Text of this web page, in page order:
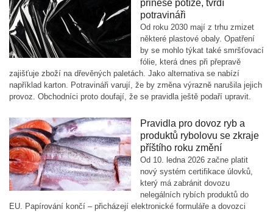
přinese potíže, tvrdí
potravináři
Od roku 2030 mají z trhu zmizet
některé plastové obaly. Opatření
by se mohlo týkat také smršťovací
fólie, která dnes při přepravě
zajišťuje zboží na dřevěných paletách. Jako alternativa se nabízí
například karton. Potravináři varují, že by změna výrazně narušila jejich
provoz. Obchodníci proto doufají, že se pravidla ještě podaří upravit.
Pravidla pro dovoz ryb a
produktů rybolovu se zkraje
příštího roku změní
Od 10. ledna 2026 začne platit
nový systém certifikace úlovků,
který má zabránit dovozu
nelegálních rybích produktů do
EU. Papírování končí – přicházejí elektronické formuláře a dovozci